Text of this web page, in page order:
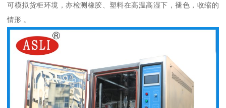
可模拟货柜环境，亦检测橡胶、塑料在高温高湿下，褪色，收缩的
情形 。